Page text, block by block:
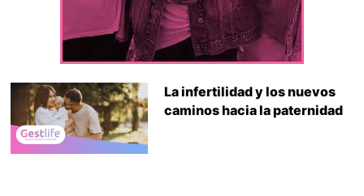
La infertilidad y los nuevos
caminos hacia la paternidad